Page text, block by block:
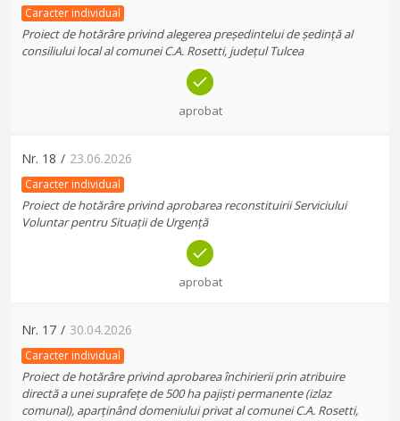
Caracter individual
Proiect de hotărâre privind alegerea președintelui de ședință al
consiliului local al comunei C.A. Rosetti, județul Tulcea
aprobat
Nr. 18 / 23.06.2026
Caracter individual
Proiect de hotărâre privind aprobarea reconstituirii Serviciului
Voluntar pentru Situații de Urgență
aprobat
Nr. 17 / 30.04.2026
Caracter individual
Proiect de hotărâre privind aprobarea închirierii prin atribuire
directă a unei suprafețe de 500 ha pajiști permanente (izlaz
comunal), aparținând domeniului privat al comunei C.A. Rosetti,